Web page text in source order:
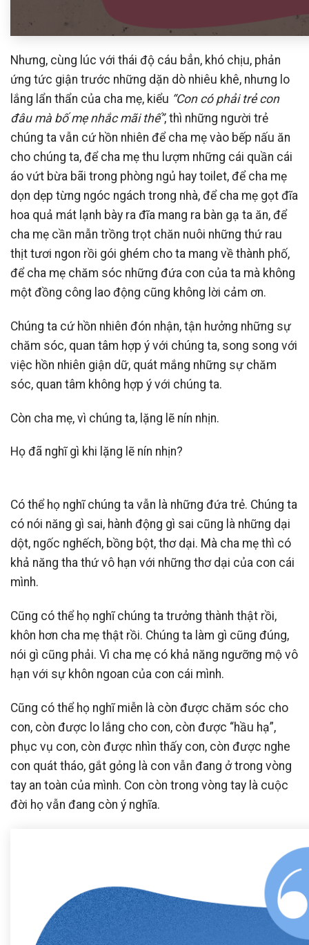
Nhưng, cùng lúc với thái độ cáu bẳn, khó chịu, phản
ứng tức giận trước những dặn dò nhiêu khê, nhưng lo
lắng lẩn thẩn của cha mẹ, kiểu “Con có phải trẻ con
đâu mà bố mẹ nhắc mãi thế”, thì những người trẻ
chúng ta vẫn cứ hồn nhiên để cha mẹ vào bếp nấu ăn
cho chúng ta, để cha mẹ thu lượm những cái quần cái
áo vứt bừa bãi trong phòng ngủ hay toilet, để cha mẹ
dọn dẹp từng ngóc ngách trong nhà, để cha mẹ gọt đĩa
hoa quả mát lạnh bày ra đĩa mang ra bàn gạ ta ăn, để
cha mẹ cần mẫn trồng trọt chăn nuôi những thứ rau
thịt tươi ngon rồi gói ghém cho ta mang về thành phố,
để cha mẹ chăm sóc những đứa con của ta mà không
một đồng công lao động cũng không lời cảm ơn.
Chúng ta cứ hồn nhiên đón nhận, tận hưởng những sự
chăm sóc, quan tâm hợp ý với chúng ta, song song với
việc hồn nhiên giận dữ, quát mắng những sự chăm
sóc, quan tâm không hợp ý với chúng ta.
Còn cha mẹ, vì chúng ta, lặng lẽ nín nhịn.
Họ đã nghĩ gì khi lặng lẽ nín nhịn?
Có thể họ nghĩ chúng ta vẫn là những đứa trẻ. Chúng ta
có nói năng gì sai, hành động gì sai cũng là những dại
dột, ngốc nghếch, bồng bột, thơ dại. Mà cha mẹ thì có
khả năng tha thứ vô hạn với những thơ dại của con cái
mình.
Cũng có thể họ nghĩ chúng ta trưởng thành thật rồi,
khôn hơn cha mẹ thật rồi. Chúng ta làm gì cũng đúng,
nói gì cũng phải. Vì cha mẹ có khả năng ngưỡng mộ vô
hạn với sự khôn ngoan của con cái mình.
Cũng có thể họ nghĩ miễn là còn được chăm sóc cho
con, còn được lo lắng cho con, còn được “hầu hạ”,
phục vụ con, còn được nhìn thấy con, còn được nghe
con quát tháo, gắt gỏng là con vẫn đang ở trong vòng
tay an toàn của mình. Con còn trong vòng tay là cuộc
đời họ vẫn đang còn ý nghĩa.